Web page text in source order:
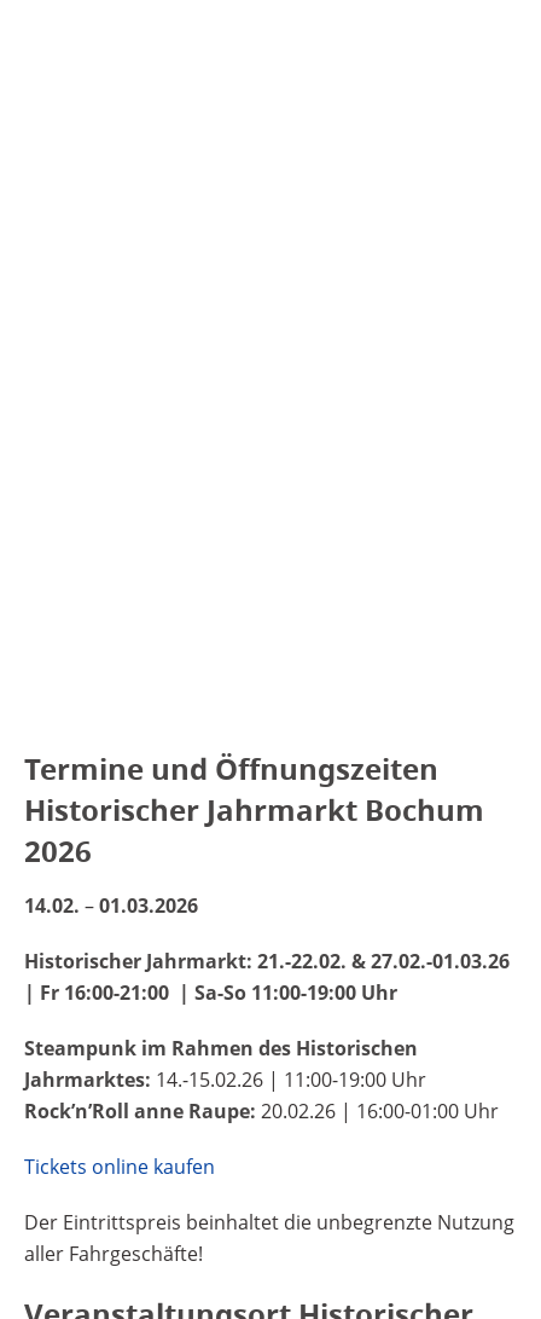
Termine und Öffnungszeiten
Historischer Jahrmarkt Bochum
2026
14.02. –01.03.2026
Historischer Jahrmarkt: 21.-22.02. & 27.02.-01.03.26
| Fr 16:00-21:00 | Sa-So 11:00-19:00 Uhr
Steampunk im Rahmen des Historischen
Jahrmarktes: 14.-15.02.26 | 11:00-19:00 Uhr
Rock’n’Roll anne Raupe: 20.02.26 | 16:00-01:00 Uhr
Tickets online kaufen
Der Eintrittspreis beinhaltet die unbegrenzte Nutzung
aller Fahrgeschäfte!